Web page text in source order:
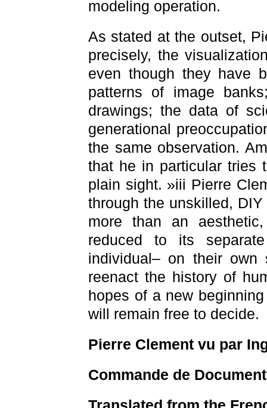
modeling operation.
As stated at the outset,
precisely, the
even though they have
patterns of image
drawings; the data of
generational
the same observation.
that he in particular tries
plain sight. »iii Pierre
through the unskilled,
more than an
reduced to its
individual– on their
reenact the history of
hopes of a new
will remain free to decide.
Pierre Clement vu par
Commande de